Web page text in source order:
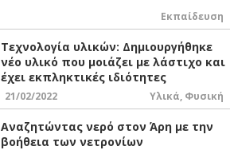
Εκπαίδευση
Τεχνολογία υλικών: Δημιουργήθηκε
νέο υλικό που μοιάζει με λάστιχο και
έχει εκπληκτικές ιδιότητες
21/02/2022 Υλικά, Φυσική
Αναζητώντας νερό στον Άρη με την
βοήθεια των νετρονίων